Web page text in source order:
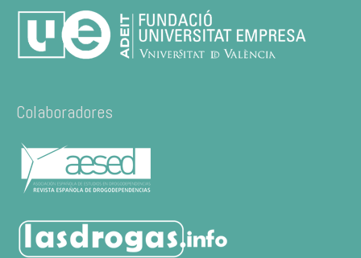
Colaboradores